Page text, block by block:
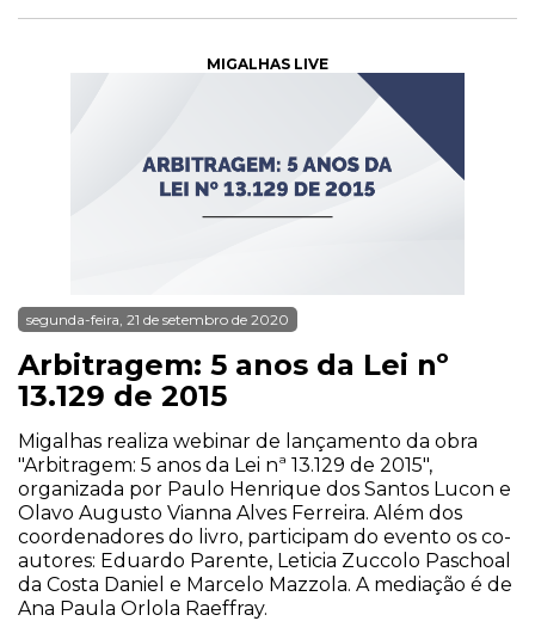
MIGALHAS LIVE
segunda-feira, 21 de setembro de 2020
Arbitragem: 5 anos da Lei nº
13.129 de 2015
Migalhas realiza webinar de lançamento da obra
"Arbitragem: 5 anos da Lei nª 13.129 de 2015",
organizada por Paulo Henrique dos Santos Lucon e
Olavo Augusto Vianna Alves Ferreira. Além dos
coordenadores do livro, participam do evento os co-
autores: Eduardo Parente, Leticia Zuccolo Paschoal
da Costa Daniel e Marcelo Mazzola. A mediação é de
Ana Paula Orlola Raeffray.